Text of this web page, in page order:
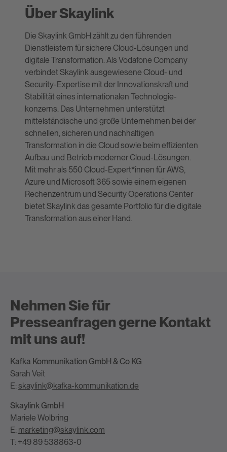
Über Skaylink
Die Skaylink GmbH zählt zu den führenden
Dienstleistern für sichere Cloud-Lösungen und
digitale Transformation. Als Vodafone Company
verbindet Skaylink ausgewiesene Cloud- und
Security-Expertise mit der Innovationskraft und
Stabilität eines internationalen Technologie-
konzerns. Das Unternehmen unterstützt
mittelständische und große Unternehmen bei der
schnellen, sicheren und nachhaltigen
Transformation in die Cloud sowie beim effizienten
Aufbau und Betrieb moderner Cloud-Lösungen.
Mit mehr als 550 Cloud-Expert*innen für AWS,
Azure und Microsoft 365 sowie einem eigenen
Rechenzentrum und Security Operations Center
bietet Skaylink das gesamte Portfolio für die digitale
Transformation aus einer Hand.
Nehmen Sie für
Presseanfragen gerne Kontakt
mit uns auf!
Kafka Kommunikation GmbH & Co KG
Sarah Veit
E:skaylink@kafka-kommunikation.de
Skaylink GmbH
Mariele Wolbring
E: marketing@skaylink.com
T: +49 89 538863-0